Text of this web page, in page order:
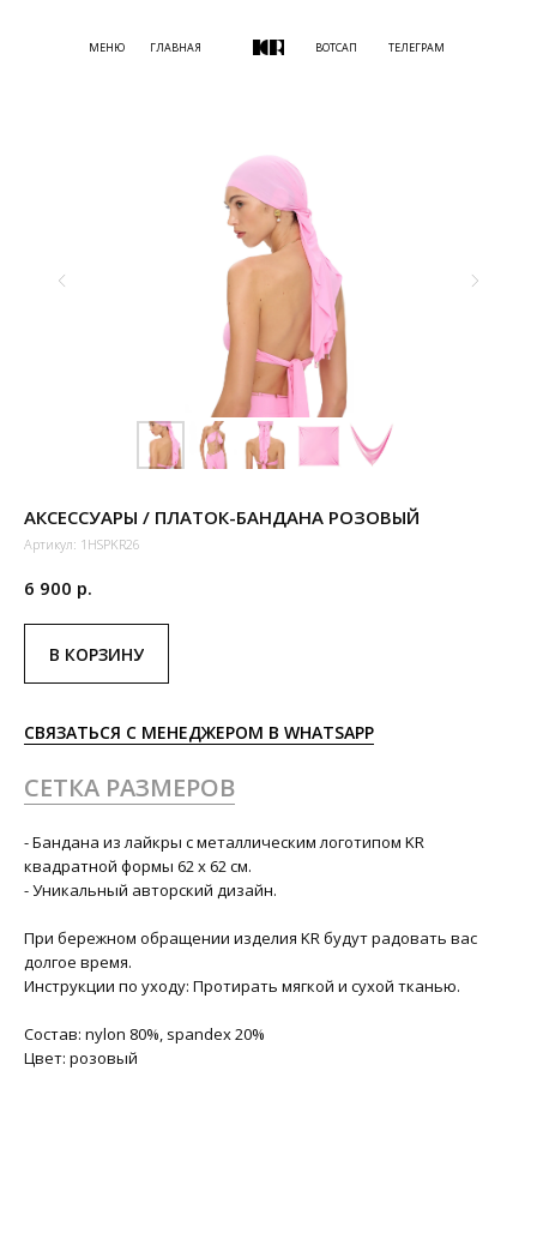
ВОТСАП ТЕЛЕГРАМ
МЕНЮ ГЛАВНАЯ
АКСЕССУАРЫ / ПЛАТОК-БАНДАНА РОЗОВЫЙ
Артикул: 1HSPKR26
6 900 р.
В КОРЗИНУ
СВЯЗАТЬСЯ С МЕНЕДЖЕРОМ В WHATSAPP
СЕТКА РАЗМЕРОВ
- Бандана из лайкры с металлическим логотипом KR
квадратной формы 62 х 62 см.
- Уникальный авторский дизайн.
При бережном обращении изделия KR будут радовать вас
долгое время.
Инструкции по уходу: Протирать мягкой и сухой тканью.
Состав: nylon 80%, spandex 20%
Цвет: розовый